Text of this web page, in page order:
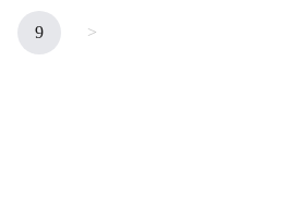
9 >